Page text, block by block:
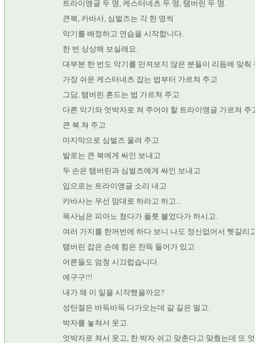
트라이앵글 두 명, 케스터네츠 두 명, 탬버린 두 명.
큰북, 카바사, 심벌즈는 각 한 명씩
악기를 배정하고 연습을 시작합니다.
한 번 상상해 보실래요.
대부분 한 번도 악기를 만져보지 않은 분들이 리듬에 맞춰
가장 쉬운 케스터네츠 잡는 법부터 가르쳐 주고
그담, 탬버린 흔드는 법 가르쳐 주고
다른 악기와 엇박자로 쳐 주어야 할 트라이앵글 가르쳐 주
큰 북 쳐 주고
마지막으로 심벌즈 울려 주고
발로는 큰 북에게 싸인 보내고
두 손은 탬버린과 심벌즈에게 싸인 보내고
입으로는 트라이앵글 소리 내고
카바사는 우선 맘대로 하라고 하고...
목사님은 피아노 쳤다가 플릇 불었다가 하시고.
여러 가지를 한꺼번에 하다 보니 나도 정신없어서 헷갈리
탬버린 잡은 손에 힘은 잔뜩 들어가 있고
어른들도 엄청 시끄럽습니다.
에구구!!!
내가 왜 이 일을 시작했을까요?
성탄절은 바득바득 다가오는데 갈 길은 멀고.
박자를 놓쳐서 웃고.
엇박자로 쳐서 웃고, 한 박자 쉬고 맞춘다고 맞췄는데 또